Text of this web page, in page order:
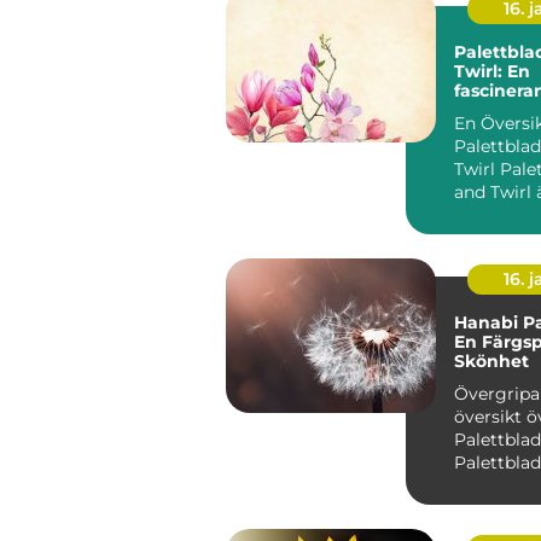
16.
Twirl: En
En
Twirl Palettblad Twist
and Twirl
bli...
16.
Hanabi
En
Skönhet
översikt
Palettblad Hanabi
fascine...